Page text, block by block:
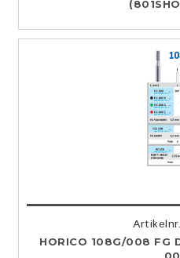
HORICO 108G/008 FG